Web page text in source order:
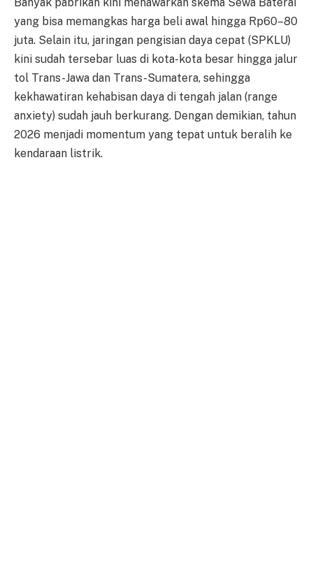
yang bisa memangkas harga beli awal hingga Rp60–80
juta. Selain itu, jaringan pengisian daya cepat (SPKLU)
kini sudah tersebar luas di kota-kota besar hingga jalur
tol Trans-Jawa dan Trans-Sumatera, sehingga
kekhawatiran kehabisan daya di tengah jalan (range
anxiety) sudah jauh berkurang. Dengan demikian, tahun
2026 menjadi momentum yang tepat untuk beralih ke
kendaraan listrik.